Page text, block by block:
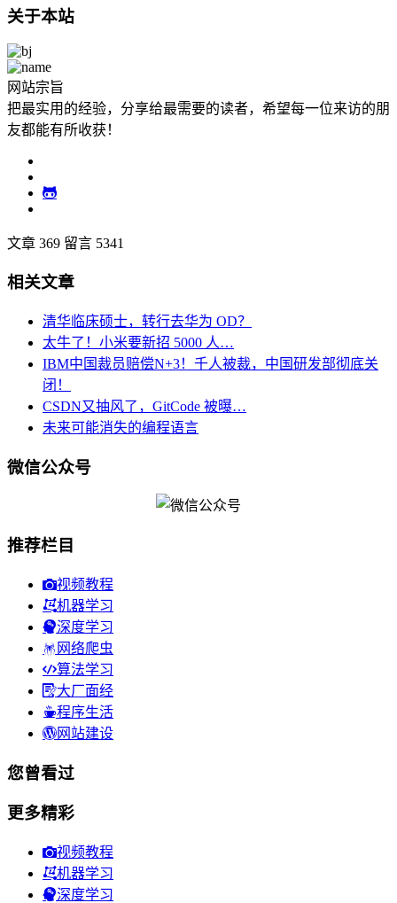
关于本站
网站宗旨
把最实用的经验，分享给最需要的读者，希望每一位来访的朋
友都能有所收获！
文章 369 留言 5341
相关文章
清华临床硕士，转行去华为 OD？
太牛了！小米要新招 5000 人…
IBM中国裁员赔偿N+3！千人被裁，中国研发部彻底关
闭！
CSDN又抽风了，GitCode 被曝…
未来可能消失的编程语言
微信公众号
推荐栏目
视频教程
机器学习
深度学习
网络爬虫
算法学习
大厂面经
程序生活
网站建设
您曾看过
更多精彩
视频教程
机器学习
深度学习